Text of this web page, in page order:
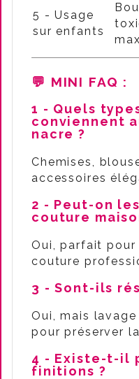
5 - Usage
sur enfants
💬 MINI FAQ :
1 - Quels
conviennent
nacre ?
Chemises,
accessoires
2 - Peut-on
couture
Oui, parfait
couture
3 - Sont-ils
Oui, mais
pour préserver
4 - Existe-t-il
finitions ?